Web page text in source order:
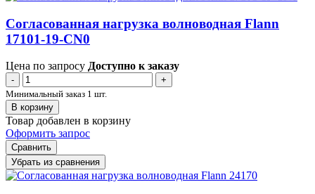
Согласованная нагрузка волноводная Flann
17101-19-CN0
Цена по запросу Доступно к заказу
-
+
Минимальный заказ 1 шт.
В корзину
Товар добавлен в корзину
Оформить запрос
Сравнить
Убрать из сравнения